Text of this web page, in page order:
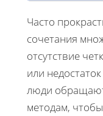
Часто
сочетания
отсутствие
или
люди
методам,